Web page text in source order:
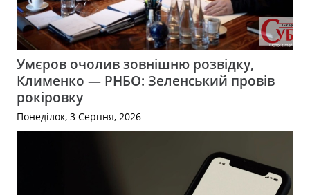
Умєров очолив зовнішню розвідку,
Клименко — РНБО: Зеленський провів
рокіровку
Понеділок, 3 Серпня, 2026